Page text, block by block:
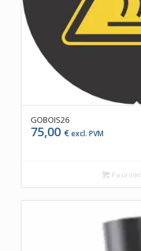
GOBOIS26
75,00 €excl. PVM